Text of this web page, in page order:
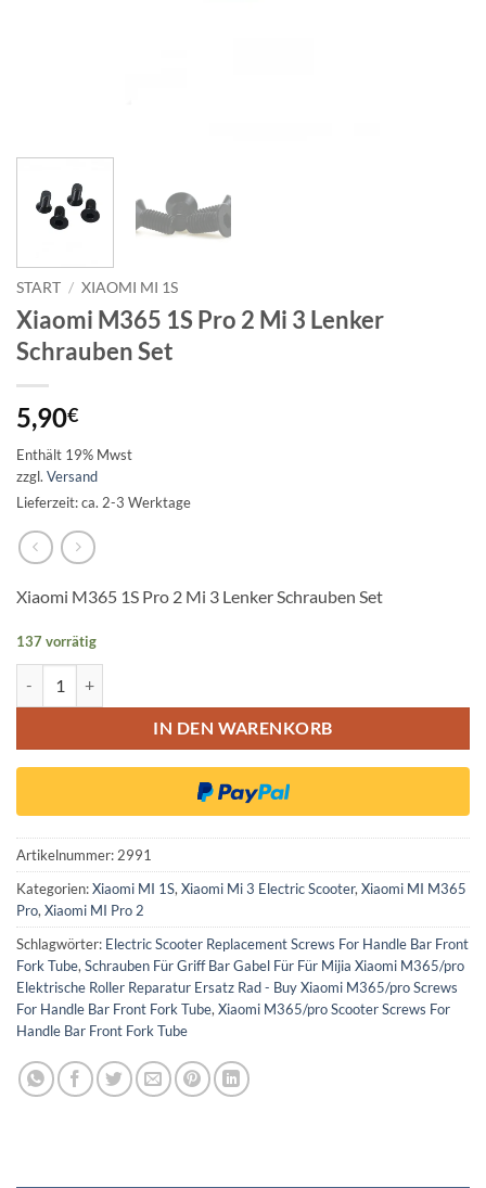
START / XIAOMI MI 1S
Xiaomi M365 1S Pro 2 Mi 3 Lenker
Schrauben Set
5,90€
Enthält 19% Mwst
zzgl. Versand
Lieferzeit: ca. 2-3 Werktage
Xiaomi M365 1S Pro 2 Mi 3 Lenker Schrauben Set
137 vorrätig
IN DEN WARENKORB
Artikelnummer:2991
Kategorien:Xiaomi MI 1S,Xiaomi Mi 3 Electric Scooter,Xiaomi MI M365
Pro,Xiaomi MI Pro 2
Schlagwörter: Electric Scooter Replacement Screws For Handle Bar Front
Fork Tube,Schrauben Für Griff Bar Gabel Für Für Mijia Xiaomi M365/pro
Elektrische Roller Reparatur Ersatz Rad - Buy Xiaomi M365/pro Screws
For Handle Bar Front Fork Tube,Xiaomi M365/pro Scooter Screws For
Handle Bar Front Fork Tube